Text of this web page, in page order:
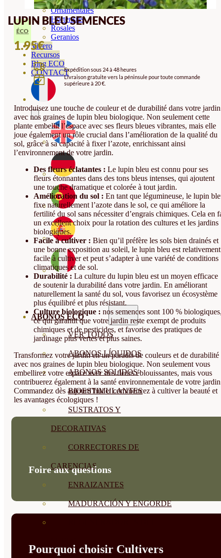
Ornamentales
Hortensias
Rosales
Geranios
Vivero
Recursos
Blog ECO
CONTACT
ABONOS ECO
VER TODOS
ABONOS LÍQUIDOS
ABONOS SOLIDOS
BIOESTIMULANTES
SUSTRATOS Y
DECORATIVAS
CORRECTORES DE
CARENCIAS
ENRAIZANTES
MADURACIÓN Y ENGORDE
LUPIN BLEU SEMENCES
ÉCO
1.95€
Expédition sous 24 à 48 heures
Livraison gratuite vers la péninsule pour toute commande
supérieure à 20 €.
Introduisez une touche de couleur et de durabilité dans votre jardin
avec nos graines de lupin bleu biologique. Non seulement cette
plante embellit l’espace avec ses fleurs bleues vibrantes, mais elle
joue également un rôle crucial dans l’amélioration de la qualité du
sol, grâce à sa capacité à fixer l’azote, enrichissant ainsi
l’environnement de votre jardin.
Des fleurs éclatantes : Le lupin bleu est connu pour ses
fleurs étonnantes dans des tons bleus intenses, qui ajoutent
une touche dramatique et colorée à tout jardin.
Amélioration du sol : En tant que légumineuse, le lupin
fixe naturellement l’azote dans le sol, ce qui améliore la
fertilité du sol sans nécessiter d’engrais chimiques. Cela en
un excellent choix pour la rotation des cultures et les jardins
biologiques.
Facile à cultiver : Bien qu’il préfère les sols bien drainés et
une bonne exposition au soleil, le lupin bleu est relativement
facile à cultiver et peut s’adapter à une variété de conditions
climatiques et de sol.
Durabilité : La culture du lupin bleu est un moyen efficace
de soutenir la durabilité dans votre jardin. En améliorant
naturellement la santé du sol, vous favorisez un écosystème
plus équilibré et plus résistant.
Culture biologique : nos semences sont 100 %
ce qui garantit que votre jardin reste exempt de produits
chimiques et de pesticides, et favorise des pratiques de
jardinage plus vertes et plus saines.
Transformez votre jardin en un paradis de couleurs et de durabilité
avec nos graines de lupin bleu biologique. Non seulement vous
embellirez votre espace avec des fleurs éblouissantes, mais vous
contribuerez également à la santé environnementale de votre
Commandez dès aujourd’hui et commencez à cultiver la beauté et
les avantages écologiques !
Foire aux questions
Pourquoi choisir Cultivers